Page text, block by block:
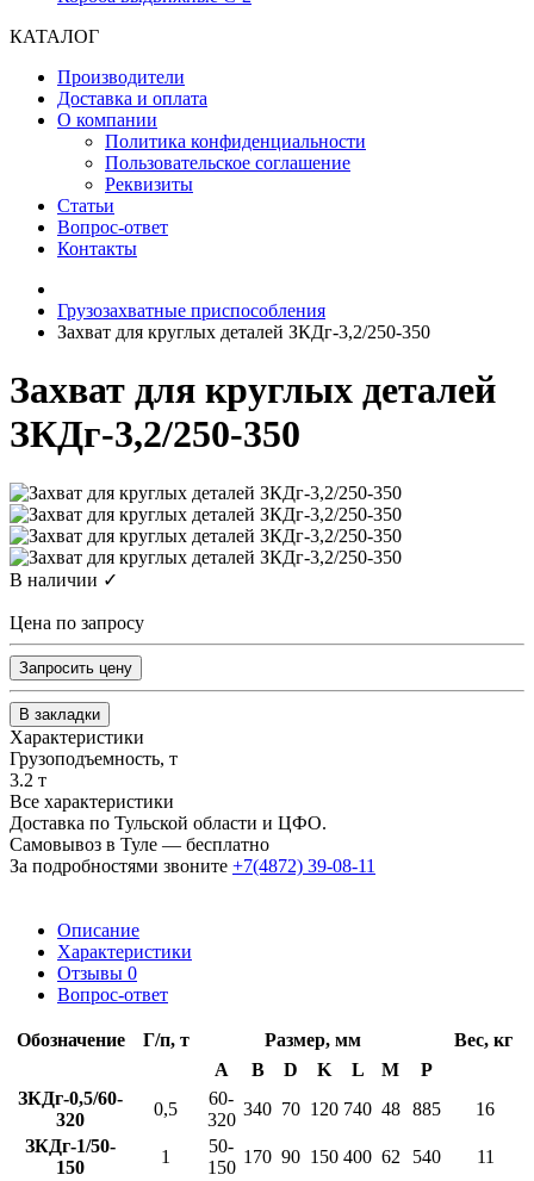
КАТАЛОГ
Производители
Доставка и оплата
О компании
Политика конфиденциальности
Пользовательское соглашение
Реквизиты
Статьи
Вопрос-ответ
Контакты
Грузозахватные приспособления
Захват для круглых деталей ЗКДг-3,2/250-350
Захват для круглых деталей
ЗКДг-3,2/250-350
В наличии ✓
Цена по запросу
Запросить цену
В закладки
Характеристики
Грузоподъемность, т
3.2 т
Все характеристики
Доставка по Тульской области и ЦФО.
Самовывоз в Туле — бесплатно
За подробностями звоните +7(4872) 39-08-11
Описание
Характеристики
Отзывы 0
Вопрос-ответ
Обозначение Г/п, т Размер, мм
Вес, кг
А
B D K L M
P
ЗКДг-0,5/60-
320
0,5
60-
320
340 70 120 740 48 885
16
ЗКДг-1/50-
150
1
50-
150
170 90 150 400 62 540
11